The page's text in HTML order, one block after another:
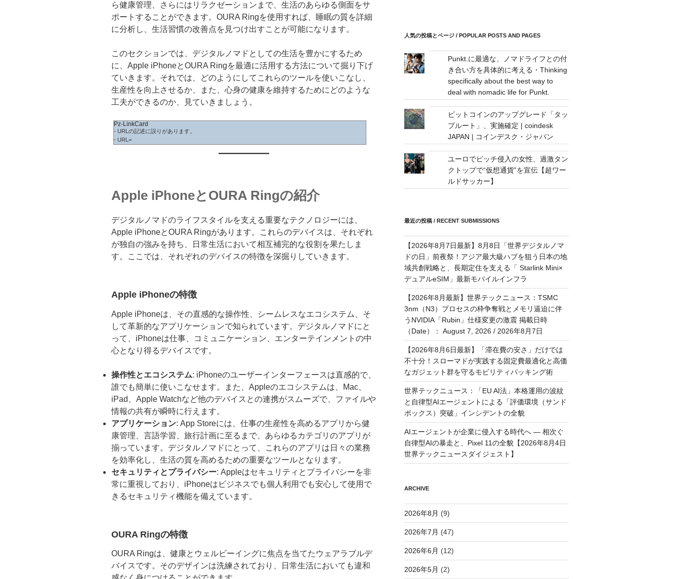
ら健康管理、さらにはリラクゼーションまで、生活のあらゆる側面をサ
ポートすることができます。OURA Ringを使用すれば、睡眠の質を詳細
に分析し、生活習慣の改善点を見つけ出すことが可能になります。
このセクションでは、デジタルノマドとしての生活を豊かにするため
に、Apple iPhoneとOURA Ringを最適に活用する方法について掘り下げ
ていきます。それでは、どのようにしてこれらのツールを使いこなし、
生産性を向上させるか、また、心身の健康を維持するためにどのような
工夫ができるのか、見ていきましょう。
Pz-LinkCard
- URLの記述に誤りがあります。
- URL=
Apple iPhoneとOURA Ringの紹介
デジタルノマドのライフスタイルを支える重要なテクノロジーには、
Apple iPhoneとOURA Ringがあります。これらのデバイスは、それぞれ
が独自の強みを持ち、日常生活において相互補完的な役割を果たしま
す。ここでは、それぞれのデバイスの特徴を深掘りしていきます。
Apple iPhoneの特徴
Apple iPhoneは、その直感的な操作性、シームレスなエコシステム、そ
して革新的なアプリケーションで知られています。デジタルノマドにと
って、iPhoneは仕事、コミュニケーション、エンターテインメントの中
心となり得るデバイスです。
操作性とエコシステム: iPhoneのユーザーインターフェースは直感的で、
誰でも簡単に使いこなせます。また、Appleのエコシステムは、Mac、
iPad、Apple Watchなど他のデバイスとの連携がスムーズで、ファイルや
情報の共有が瞬時に行えます。
アプリケーション: App Storeには、仕事の生産性を高めるアプリから健
康管理、言語学習、旅行計画に至るまで、あらゆるカテゴリのアプリが
揃っています。デジタルノマドにとって、これらのアプリは日々の業務
を効率化し、生活の質を高めるための重要なツールとなります。
セキュリティとプライバシー: Appleはセキュリティとプライバシーを非
常に重視しており、iPhoneはビジネスでも個人利用でも安心して使用で
きるセキュリティ機能を備えています。
OURA Ringの特徴
OURA Ringは、健康とウェルビーイングに焦点を当てたウェアラブルデ
バイスです。そのデザインは洗練されており、日常生活においても違和
mail
人気の投稿とページ / POPULAR POSTS AND PAGES
Punkt.に最適な、ノマドライフとの付
き合い方を具体的に考える・Thinking
specifically about the best way to
deal with nomadic life for Punkt.
ビットコインのアップグレード「タッ
プルート」、実施確定 | coindesk
JAPAN | コインデスク・ジャパン
ユーロでピッチ侵入の女性、過激タン
クトップで“仮想通貨”を宣伝【超ワー
ルドサッカー】
最近の投稿 / RECENT SUBMISSIONS
【2026年8月7日最新】8月8日「世界デジタルノマ
ドの日」前夜祭！アジア最大級ハブを狙う日本の地
域共創戦略と、長期定住を支える「 Starlink Mini×
デュアルeSIM」最新モバイルインフラ
【2026年8月最新】世界テックニュース：TSMC
3nm（N3）プロセスの枠争奪戦とメモリ逼迫に伴
うNVIDIA「Rubin」仕様変更の激震 掲載日時
（Date）： August 7, 2026 / 2026年8月7日
【2026年8月6日最新】「滞在費の安さ」だけでは
不十分！スローマドが実践する固定費最適化と高価
なガジェット群を守るモビリティパッキング術
世界テックニュース：「EU AI法」本格運用の波紋
と自律型AIエージェントによる「評価環境（サンド
ボックス）突破」インシデントの全貌
AIエージェントが企業に侵入する時代へ — 相次ぐ
自律型AIの暴走と、Pixel 11の全貌【2026年8月4日
世界テックニュースダイジェスト】
ARCHIVE
2026年8月 (9)
2026年7月 (47)
2026年6月 (12)
2026年5月 (2)